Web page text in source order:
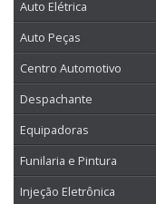
Auto Elétrica
Auto Peças
Centro Automotivo
Despachante
Equipadoras
Funilaria e Pintura
Injeção Eletrônica